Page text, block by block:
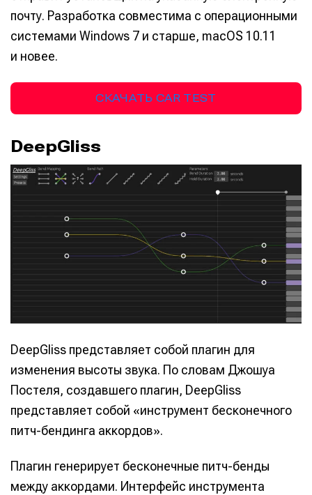
почту. Разработка совместима с операционными
системами Windows 7 и старше, macOS 10.11
и новее.
СКАЧАТЬ CAR TEST
DeepGliss
DeepGliss представляет собой плагин для
изменения высоты звука. По словам Джошуа
Постеля, создавшего плагин, DeepGliss
представляет собой «инструмент бесконечного
питч-бендинга аккордов».
Плагин генерирует бесконечные питч-бенды
между аккордами. Интерфейс инструмента